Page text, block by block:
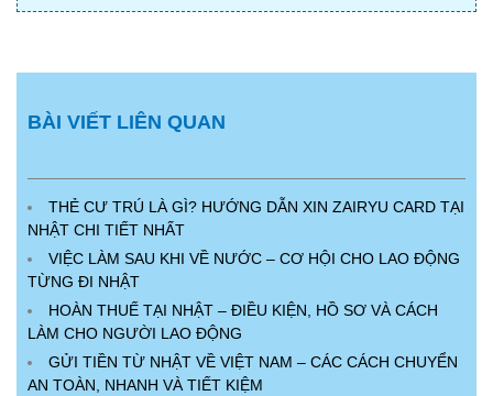
BÀI VIẾT LIÊN QUAN
THẺ CƯ TRÚ LÀ GÌ? HƯỚNG DẪN XIN ZAIRYU CARD TẠI
NHẬT CHI TIẾT NHẤT
VIỆC LÀM SAU KHI VỀ NƯỚC – CƠ HỘI CHO LAO ĐỘNG
TỪNG ĐI NHẬT
HOÀN THUẾ TẠI NHẬT – ĐIỀU KIỆN, HỒ SƠ VÀ CÁCH
LÀM CHO NGƯỜI LAO ĐỘNG
GỬI TIỀN TỪ NHẬT VỀ VIỆT NAM – CÁC CÁCH CHUYỂN
AN TOÀN, NHANH VÀ TIẾT KIỆM